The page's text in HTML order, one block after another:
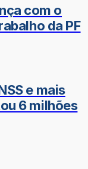
com o
da PF
e mais
6 milhões